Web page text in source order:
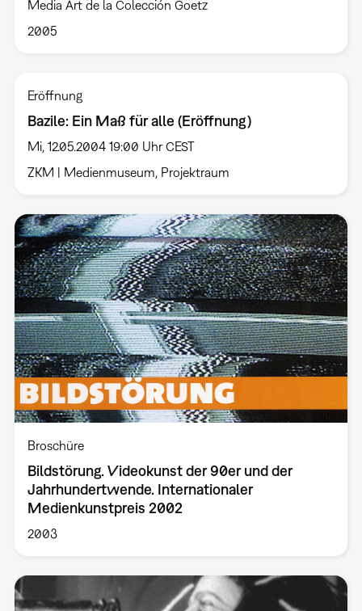
Media Art de la Colección Goetz
2005
Eröffnung
Bazile: Ein Maß für alle (Eröffnung)
Mi, 12.05.2004 19:00 Uhr CEST
ZKM | Medienmuseum, Projektraum
Broschüre
Bildstörung. Videokunst der 90er und der
Jahrhundertwende. Internationaler
Medienkunstpreis 2002
2003